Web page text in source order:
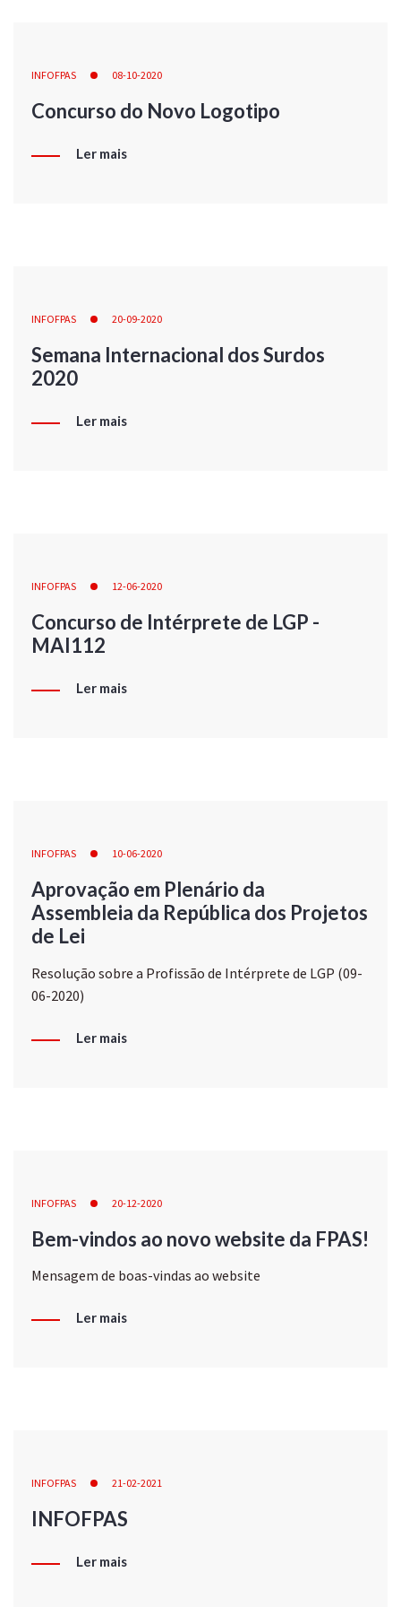
INFOFPAS 08-10-2020
Concurso do Novo Logotipo
Ler mais
INFOFPAS 20-09-2020
Semana Internacional dos Surdos
2020
Ler mais
INFOFPAS 12-06-2020
Concurso de Intérprete de LGP -
MAI112
Ler mais
INFOFPAS 10-06-2020
Aprovação em Plenário da
Assembleia da República dos Projetos
de Lei
Resolução sobre a Profissão de Intérprete de LGP (09-
06-2020)
Ler mais
INFOFPAS 20-12-2020
Bem-vindos ao novo website da FPAS!
Mensagem de boas-vindas ao website
Ler mais
INFOFPAS 21-02-2021
INFOFPAS
Ler mais